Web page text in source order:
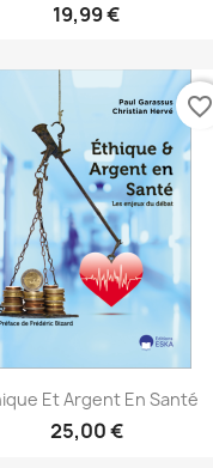
19,99 €
Et Argent En Santé
25,00 €
favorite_border